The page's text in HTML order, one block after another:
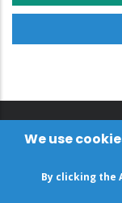
We use
By clicking the